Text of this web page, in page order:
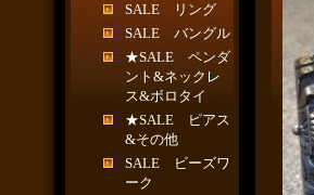
SALE リング
SALE バングル
★SALE ペンダ
ント&ネックレ
ス&ボロタイ
★SALE ピアス
&その他
SALE ビーズワ
ーク